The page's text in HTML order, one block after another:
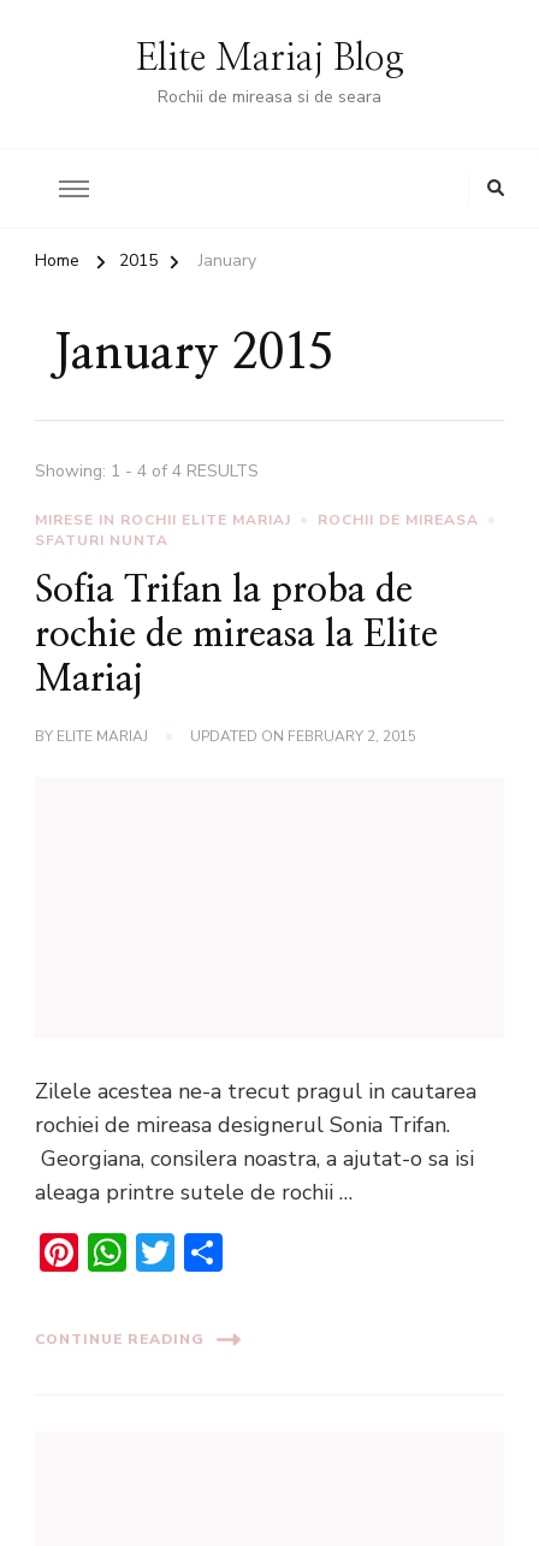
Elite Mariaj Blog
Rochii de mireasa si de seara
Home 2015 January
January 2015
Showing: 1 - 4 of 4 RESULTS
MIRESE IN ROCHII ELITE MARIAJ
ROCHII DE MIREASA
SFATURI NUNTA
Sofia Trifan la proba de
rochie de mireasa la Elite
Mariaj
BY ELITE MARIAJ UPDATED ON FEBRUARY 2, 2015
Zilele acestea ne-a trecut pragul in cautarea
rochiei de mireasa designerul Sonia Trifan.
Georgiana, consilera noastra, a ajutat-o sa isi
aleaga printre sutele de rochii …
Pinterest
WhatsApp
Twitter
CONTINUE READING